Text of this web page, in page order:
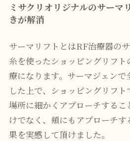
ミサクリオリジナルのサーマ
きが解消
サーマリフトとはRF治療器の
糸を使ったショッピングリフ
療になります。サーマジェン
した上で、ショッピングリフ
場所に細かくアプローチする
けでなく、頬にもアプローチ
果を実感して頂けました。